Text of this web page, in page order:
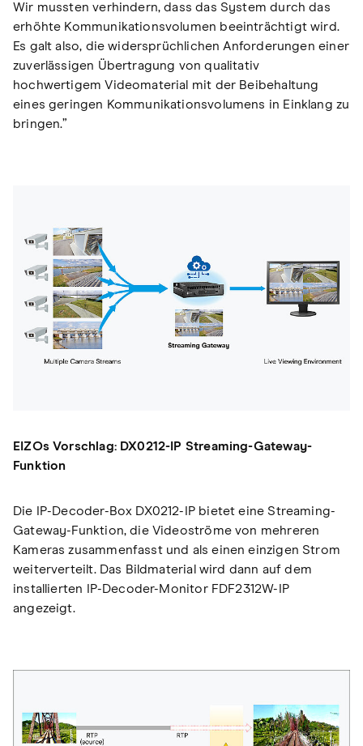
Wir mussten verhindern, dass das System durch das
erhöhte Kommunikationsvolumen beeinträchtigt wird.
Es galt also, die widersprüchlichen Anforderungen einer
zuverlässigen Übertragung von qualitativ
hochwertigem Videomaterial mit der Beibehaltung
eines geringen Kommunikationsvolumens in Einklang zu
bringen.”
EIZOs Vorschlag: DX0212-IP Streaming-Gateway-
Funktion
Die IP-Decoder-Box DX0212-IP bietet eine Streaming-
Gateway-Funktion, die Videoströme von mehreren
Kameras zusammenfasst und als einen einzigen Strom
weiterverteilt. Das Bildmaterial wird dann auf dem
installierten IP-Decoder-Monitor FDF2312W-IP
angezeigt.